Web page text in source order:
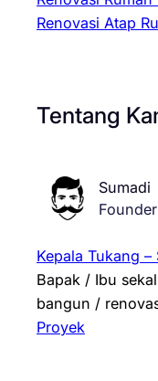
Renovasi Atap
Tentang
Sumadi
Founder
Kepala Tukang –
Bapak / Ibu
bangun /
Proyek